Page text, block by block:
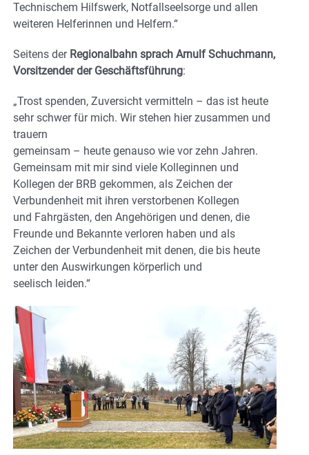
Technischem Hilfswerk, Notfallseelsorge und allen
weiteren Helferinnen und Helfern.“
Seitens der Regionalbahn sprach Arnulf Schuchmann,
Vorsitzender der Geschäftsführung:
„Trost spenden, Zuversicht vermitteln – das ist heute
sehr schwer für mich. Wir stehen hier zusammen und
trauern
gemeinsam – heute genauso wie vor zehn Jahren.
Gemeinsam mit mir sind viele Kolleginnen und
Kollegen der BRB gekommen, als Zeichen der
Verbundenheit mit ihren verstorbenen Kollegen
und Fahrgästen, den Angehörigen und denen, die
Freunde und Bekannte verloren haben und als
Zeichen der Verbundenheit mit denen, die bis heute
unter den Auswirkungen körperlich und
seelisch leiden.“